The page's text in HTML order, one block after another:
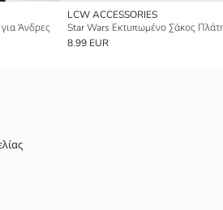
Άνδρες
LCW ACCESSORIES
8.99 EUR